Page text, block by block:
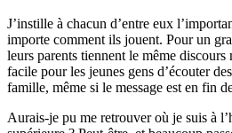
J’instille à chacun d’entre eux
importe comment ils jouent. Pour un
leurs parents tiennent le même discours
facile pour les jeunes gens d’écouter
famille, même si le message est en fin
Aurais-je pu me retrouver où je suis à